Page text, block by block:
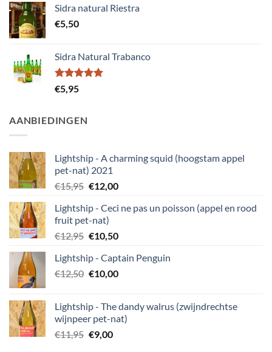
Sidra natural Riestra
€5,50
Sidra Natural Trabanco
Gewaardeerd
5.00
€5,95
AANBIEDINGEN
Lightship - A charming squid (hoogstam appel
pet-nat) 2021
€15,95 Oorspronkelijke
was:
€15,95.
€12,00Huidige
is:
Lightship - Ceci ne pas un poisson (appel en rood
fruit pet-nat)
€12,95 Oorspronkelijke
was:
€12,95.
€10,50Huidige
is:
€10,50.
Lightship - Captain Penguin
€12,50 Oorspronkelijke
€12,50.
€10,00Huidige
€10,00.
Lightship - The dandy walrus (zwijndrechtse
wijnpeer pet-nat)
€11,95 Oorspronkelijke
€9,00Huidige